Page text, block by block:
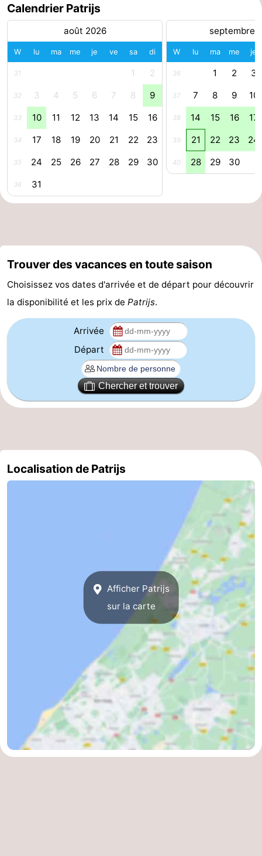
aan
Zee
Noordhollands
duinreservaat
-
Wijk
aan
Zee
-
Nature
Zuid-
Kennermerland
Amsterdam
Haarlem
Leiden
Bollenstreek
Hollands
Duin
Noordwijk
-
Scheveningen
-
La
-
Rockanje
Météo
Calendrier Patrijs
août 2026
W lu ma me je ve sa di
31 1 2
32 3 4 5 6 7 8 9
33 10 11 12 13 14 15 16
34 17 18 19 20 21 22 23
35 24 25 26 27 28 29 30
36 31
septembre
W lu ma me je
36 1 2 3
37 7 8 9 10
38 14 15 16 17
39 21 22 23 24
40 28 29 30
Trouver des vacances en toute saison
Choisissez vos dates d'arrivée et de départ pour découvrir
la disponibilité et les prix de Patrijs.
Arrivée
Départ
Chercher et trouver
Localisation de Patrijs
Afficher Patrijs
sur la carte